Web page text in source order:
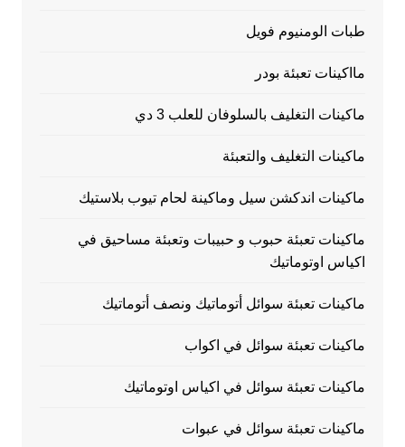
طبات الومنيوم فويل
مااكينات تعبئة بودر
ماكينات التغليف بالسلوفان للعلب 3 دي
ماكينات التغليف والتعبئة
ماكينات اندكشن سيل وماكينة لحام تيوب بلاستيك
ماكينات تعبئة حبوب و حبيبات وتعبئة مساحيق في
اكياس اوتوماتيك
ماكينات تعبئة سوائل أتوماتيك ونصف أتوماتيك
ماكينات تعبئة سوائل في اكواب
ماكينات تعبئة سوائل في اكياس اوتوماتيك
ماكينات تعبئة سوائل في عبوات